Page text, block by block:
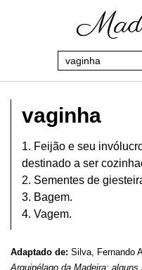
vaginha
1. Feijão e seu
destinado a ser
2. Sementes de
3. Bagem.
4. Vagem.
Adaptado de: Silva, Fernando
Arquipélago da Madeira: